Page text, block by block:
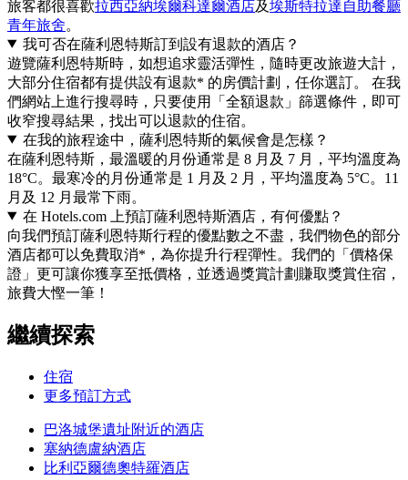
旅客都很喜歡拉西亞納埃爾科達爾酒店及埃斯特拉達自助餐廳
青年旅舍。
我可否在薩利恩特斯訂到設有退款的酒店？
遊覽薩利恩特斯時，如想追求靈活彈性，隨時更改旅遊大計，
大部分住宿都有提供設有退款* 的房價計劃，任你選訂。 在我
們網站上進行搜尋時，只要使用「全額退款」篩選條件，即可
收窄搜尋結果，找出可以退款的住宿。
在我的旅程途中，薩利恩特斯的氣候會是怎樣？
在薩利恩特斯，最溫暖的月份通常是 8 月及 7 月，平均溫度為
18°C。最寒冷的月份通常是 1 月及 2 月，平均溫度為 5°C。11
月及 12 月最常下雨。
在 Hotels.com 上預訂薩利恩特斯酒店，有何優點？
向我們預訂薩利恩特斯行程的優點數之不盡，我們物色的部分
酒店都可以免費取消*，為你提升行程彈性。我們的「價格保
證」更可讓你獲享至抵價格，並透過獎賞計劃賺取獎賞住宿，
旅費大慳一筆！
繼續探索
住宿
更多預訂方式
巴洛城堡遺址附近的酒店
塞納德盧納酒店
比利亞爾德奧特羅酒店